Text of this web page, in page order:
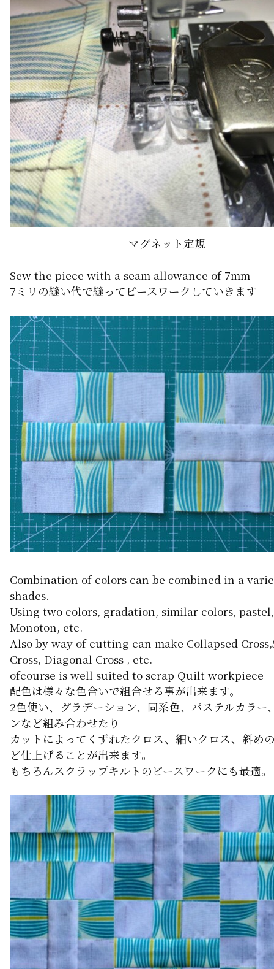
マグネット定規
Sew the piece with a seam allowance of 7mm
7ミリの縫い代で縫ってピースワークしていきます
Combination of colors can be combined in a
shades.
Using two colors, gradation, similar colors, pastel,
Monoton, etc.
Also by way of cutting can make Collapsed
Cross, Diagonal Cross , etc.
ofcourse is well suited to scrap Quilt workpiece
配色は様々な色合いで組合せる事が出来ます。
2色使い、グラデーション、同系色、パステルカラー
ンなど組み合わせたり
カットによってくずれたクロス、細いクロス、斜め
ど仕上げることが出来ます。
もちろんスクラップキルトのピースワークにも最適。